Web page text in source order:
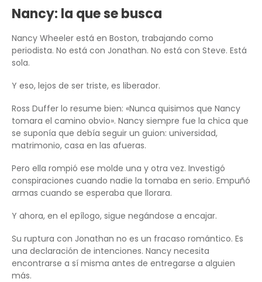
Nancy: la que se busca
Nancy Wheeler está en Boston, trabajando como
periodista. No está con Jonathan. No está con Steve. Está
sola.
Y eso, lejos de ser triste, es liberador.
Ross Duffer lo resume bien: «Nunca quisimos que Nancy
tomara el camino obvio». Nancy siempre fue la chica que
se suponía que debía seguir un guion: universidad,
matrimonio, casa en las afueras.
Pero ella rompió ese molde una y otra vez. Investigó
conspiraciones cuando nadie la tomaba en serio. Empuñó
armas cuando se esperaba que llorara.
Y ahora, en el epílogo, sigue negándose a encajar.
Su ruptura con Jonathan no es un fracaso romántico. Es
una declaración de intenciones. Nancy necesita
encontrarse a sí misma antes de entregarse a alguien
más.